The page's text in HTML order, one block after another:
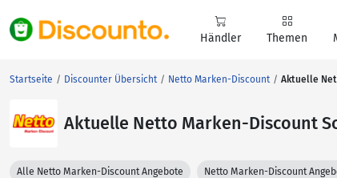
Händler Themen
Startseite Discounter Übersicht Netto Marken-Discount Aktuelle
Aktuelle Netto Marken-Discount
Alle Netto Marken-Discount Angebote Netto Marken-Discount